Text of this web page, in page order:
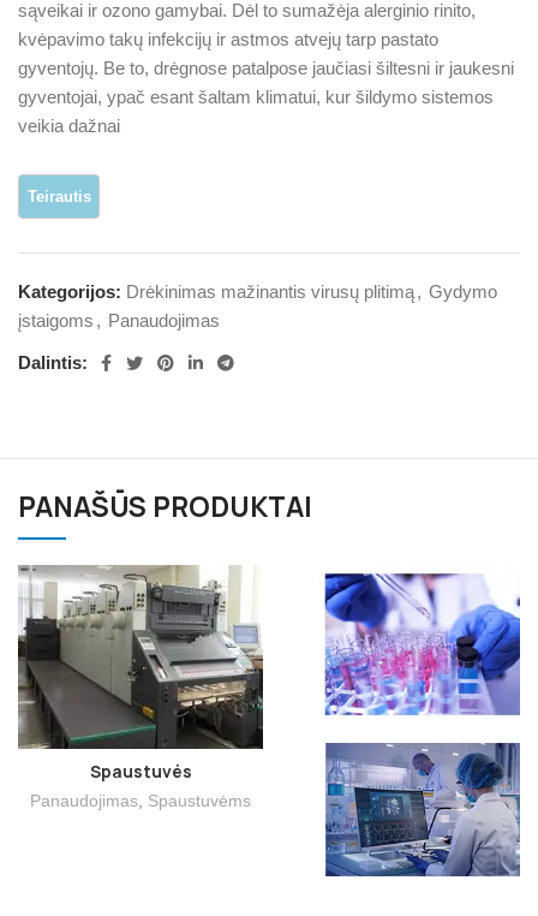
sąveikai ir ozono gamybai. Dėl to sumažėja alerginio rinito,
kvėpavimo takų infekcijų ir astmos atvejų tarp pastato
gyventojų. Be to, drėgnose patalpose jaučiasi šiltesni ir jaukesni
gyventojai, ypač esant šaltam klimatui, kur šildymo sistemos
veikia dažnai
Kategorijos: Drėkinimas mažinantis virusų plitimą, Gydymo
įstaigoms , Panaudojimas
Dalintis:
PANAŠŪS PRODUKTAI
Spaustuvės
Panaudojimas, Spaustuvėms